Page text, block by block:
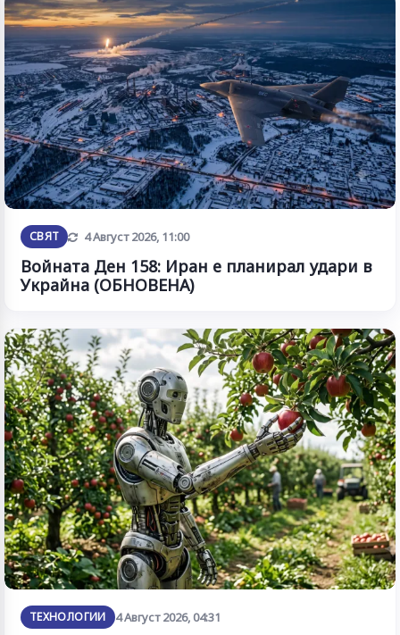
СВЯТ Обновена
4 Август 2026, 11:00
Войната Ден 158: Иран е планирал удари в
Украйна (ОБНОВЕНА)
ТЕХНОЛОГИИ 4 Август 2026, 04:31